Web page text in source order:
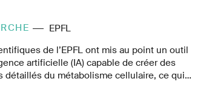
EPFL
de l’EPFL ont mis au point un outil
artificielle (IA) capable de créer des
détaillés du métabolisme cellulaire, ce qui